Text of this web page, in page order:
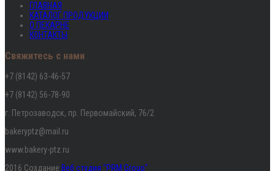
ГЛАВНАЯ
КАТАЛОГ ПРОДУКЦИИ
О ПЕКАРНЕ
КОНТАКТЫ
Свяжитесь с нами
+7 (8142) 63-46-57
+7 (8142) 56-78-90
г. Петрозаводск, пр. Первомайский, 76/2
bakeryptz@mail.ru
www.bakery-ptz.ru
2016 Создание Веб студия "PRM Group"